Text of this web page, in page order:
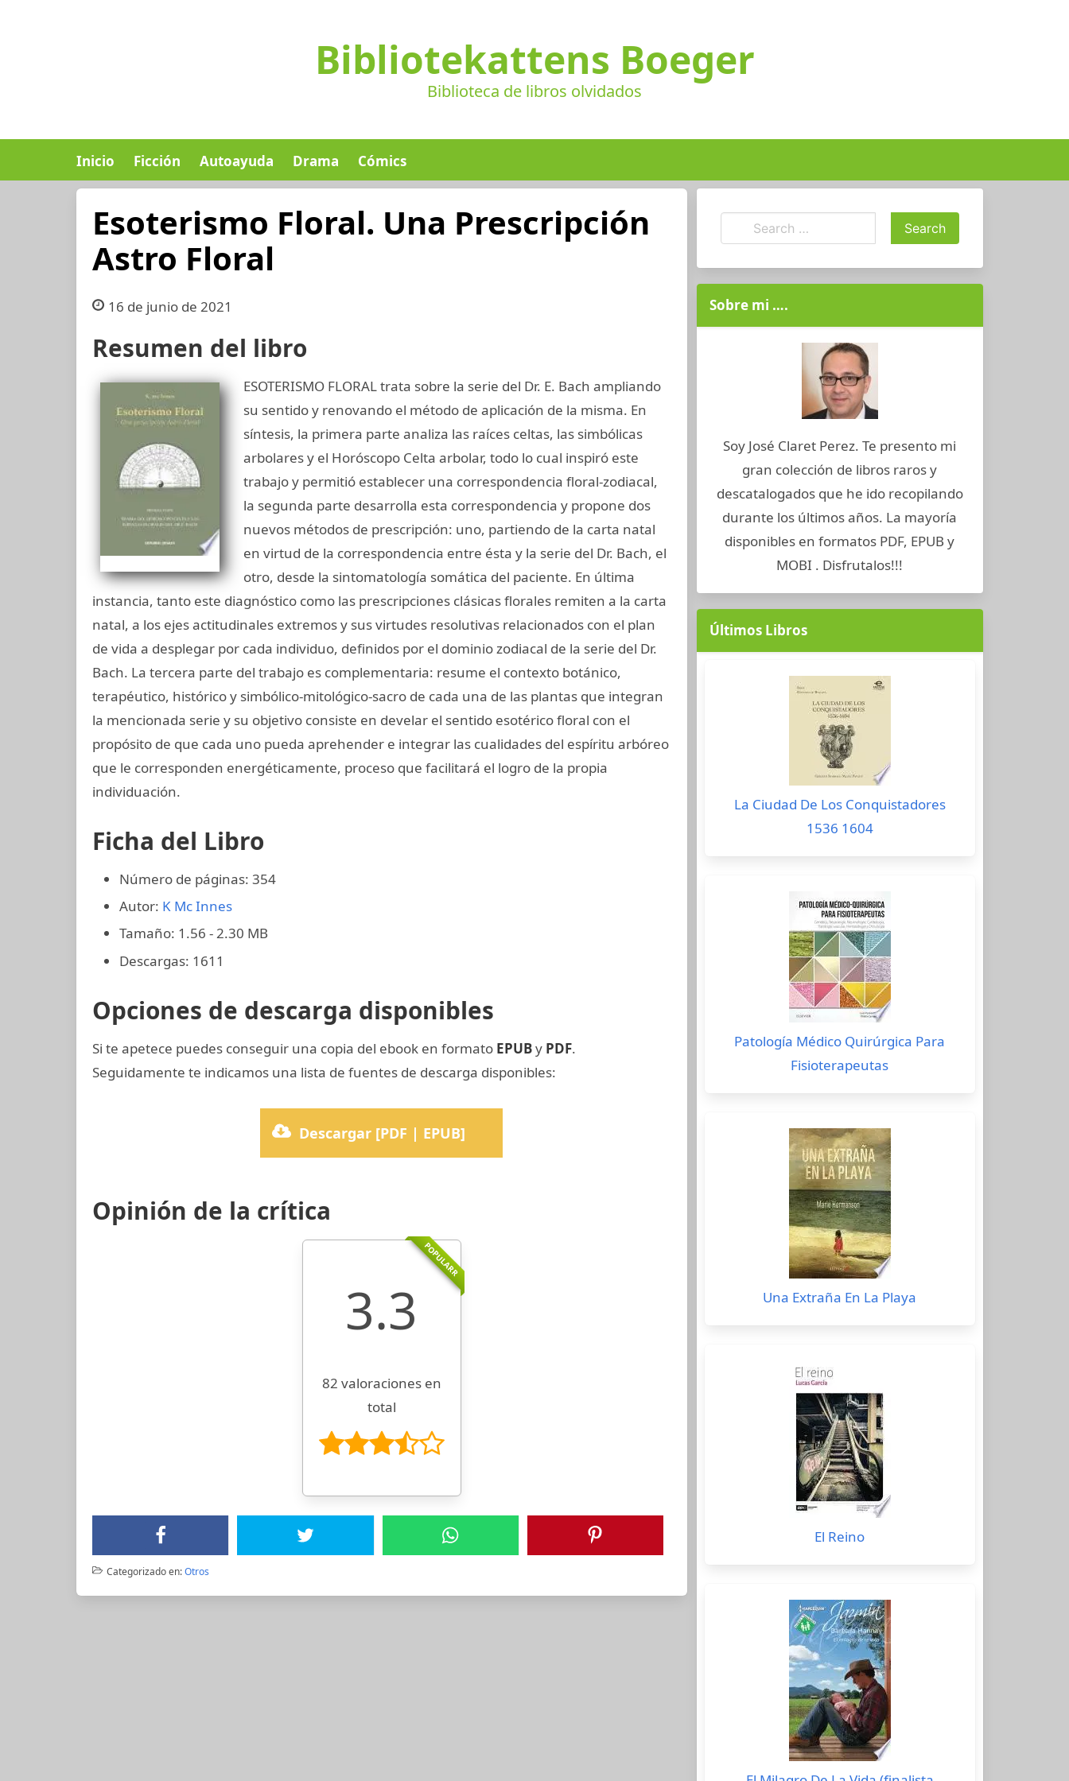
Bibliotekattens Boeger
Biblioteca de libros olvidados
Inicio Ficción Autoayuda Drama Cómics
Esoterismo Floral. Una Prescripción
Astro Floral
16 de junio de 2021
Resumen del libro
ESOTERISMO FLORAL trata sobre la serie del Dr. E. Bach ampliando
su sentido y renovando el método de aplicación de la misma. En
síntesis, la primera parte analiza las raíces celtas, las simbólicas
arbolares y el Horóscopo Celta arbolar, todo lo cual inspiró este
trabajo y permitió establecer una correspondencia floral-zodiacal,
la segunda parte desarrolla esta correspondencia y propone dos
nuevos métodos de prescripción: uno, partiendo de la carta natal
en virtud de la correspondencia entre ésta y la serie del Dr. Bach, el
otro, desde la sintomatología somática del paciente. En última
instancia, tanto este diagnóstico como las prescripciones clásicas florales remiten a la carta
natal, a los ejes actitudinales extremos y sus virtudes resolutivas relacionados con el plan
de vida a desplegar por cada individuo, definidos por el dominio zodiacal de la serie del Dr.
Bach. La tercera parte del trabajo es complementaria: resume el contexto botánico,
terapéutico, histórico y simbólico-mitológico-sacro de cada una de las plantas que integran
la mencionada serie y su objetivo consiste en develar el sentido esotérico floral con el
propósito de que cada uno pueda aprehender e integrar las cualidades del espíritu arbóreo
que le corresponden energéticamente, proceso que facilitará el logro de la propia
individuación.
Ficha del Libro
Número de páginas: 354
Autor: K Mc Innes
Tamaño: 1.56 - 2.30 MB
Descargas: 1611
Opciones de descarga disponibles
Si te apetece puedes conseguir una copia del ebook en formato EPUBy PDF.
Seguidamente te indicamos una lista de fuentes de descarga disponibles:
Descargar [PDF | EPUB]
Opinión de la crítica
POPULARR
3.3
82 valoraciones en
total
Categorizado en:Otros
Sobre mi ….
Soy José Claret Perez. Te presento mi
gran colección de libros raros y
descatalogados que he ido recopilando
durante los últimos años. La mayoría
disponibles en formatos PDF, EPUB y
MOBI . Disfrutalos!!!
Últimos Libros
La Ciudad De Los Conquistadores
1536 1604
Patología Médico Quirúrgica Para
Fisioterapeutas
Una Extraña En La Playa
El Reino